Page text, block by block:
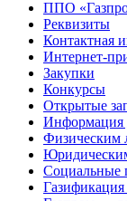
ППО
Реквизиты
Контактная
Интернет-
Закупки
Конкурсы
Открытые
Информация
Физическим
Социальные
Газификация